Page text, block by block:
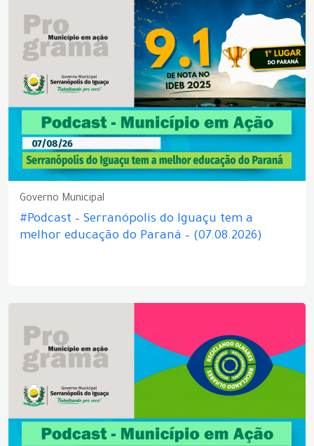
Governo Municipal
#Podcast – Serranópolis do Iguaçu tem a
melhor educação do Paraná – (07.08.2026)